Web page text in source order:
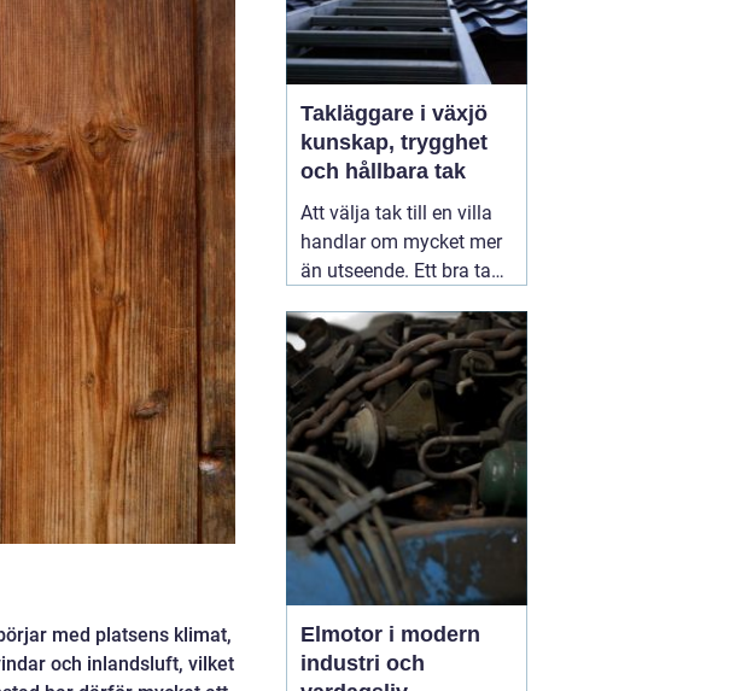
med platsens klimat,
och inlandsluft, vilket
Takläggare i växjö
kunskap, trygghet
och hållbara tak
Att välja tak till en villa
handlar om mycket mer
än utseende. Ett bra tak
snö, blåst och fukt, och
påverkar både
inomhusklimat och
ekonomi. I en stad med
skiftande väder som
Växjö blir valet av
material, utförande05
augusti 2026
Elmotor i modern
industri och